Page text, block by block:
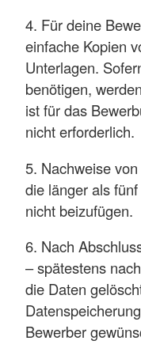
4. Für deine
einfache Kopien
Unterlagen.
benötigen,
ist für das
nicht erforderlich.
5. Nachweise
die länger als
nicht beizufügen.
6. Nach
– spätestens
die Daten
Bewerber